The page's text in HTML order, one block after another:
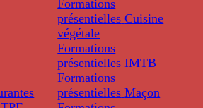
Formations
présentielles Cuisine
végétale
Formations
présentielles IMTB
Formations
présentielles Maçon